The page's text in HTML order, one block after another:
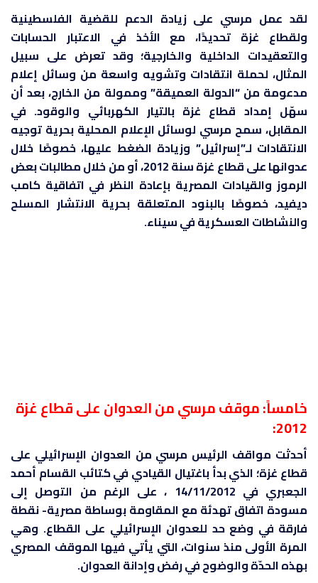
لقد عمل مرسي على زيادة الدعم للقضية الفلسطينية
ولقطاع غزة تحديدًا، مع الأخذ في الاعتبار الحسابات
والتعقيدات الداخلية والخارجية؛ وقد تعرض على سبيل
المثال، لحملة انتقادات وتشويه واسعة من وسائل إعلام
مدعومة من “الدولة العميقة” وممولة من الخارج، بعد أن
سهّل إمداد قطاع غزة بالتيار الكهربائي والوقود. في
المقابل، سمح مرسي لوسائل الإعلام المحلية بحرية توجيه
الانتقادات لـ”إسرائيل” وزيادة الضغط عليها، خصوصًا خلال
عدوانها على قطاع غزة سنة 2012، أو من خلال مطالبات بعض
الرموز والقيادات المصرية بإعادة النظر في اتفاقية كامب
ديفيد، خصوصًا بالبنود المتعلقة بحرية الانتشار المسلح
والنشاطات العسكرية في سيناء.
خامساً: موقف مرسي من العدوان على قطاع غزة
2012
:
أحدثت مواقف الرئيس مرسي من العدوان الإسرائيلي على
قطاع غزة؛ الذي بدأ باغتيال القيادي في كتائب القسام أحمد
الجعبري في 14/11/2012 ، على الرغم من التوصل إلى
مسودة اتفاق تهدئة مع المقاومة بوساطة مصرية- نقطة
فارقة في وضع حد للعدوان الإسرائيلي على القطاع. وهي
المرة الأولى منذ سنوات، التي يأتي فيها الموقف المصري
بهذه الحدّة والوضوح في رفض وإدانة العدوان.